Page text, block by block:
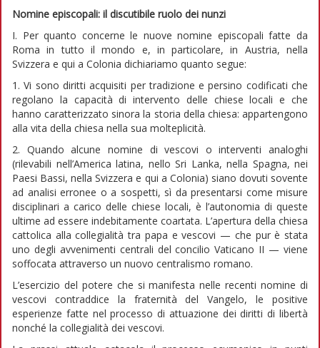
Nomine episcopali: il discutibile ruolo dei nunzi
I. Per quanto concerne le nuove nomine episcopali fatte da
Roma in tutto il mondo e, in particolare, in Austria, nella
Svizzera e qui a Colonia dichiariamo quanto segue:
1. Vi sono diritti acquisiti per tradizione e persino codificati che
regolano la capacità di intervento delle chiese locali e che
hanno caratterizzato sinora la storia della chiesa: appartengono
alla vita della chiesa nella sua molteplicità.
2. Quando alcune nomine di vescovi o interventi analoghi
(rilevabili nell’America latina, nello Sri Lanka, nella Spagna, nei
Paesi Bassi, nella Svizzera e qui a Colonia) siano dovuti sovente
ad analisi erronee o a sospetti, sì da presentarsi come misure
disciplinari a carico delle chiese locali, è l’autonomia di queste
ultime ad essere indebitamente coartata. L’apertura della chiesa
cattolica alla collegialità tra papa e vescovi — che pur è stata
uno degli avvenimenti centrali del concilio Vaticano II — viene
soffocata attraverso un nuovo centralismo romano.
L’esercizio del potere che si manifesta nelle recenti nomine di
vescovi contraddice la fraternità del Vangelo, le positive
esperienze fatte nel processo di attuazione dei diritti di libertà
nonché la collegialità dei vescovi.